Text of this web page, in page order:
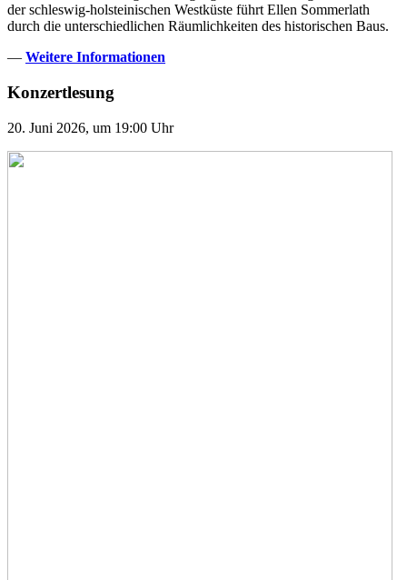
der schleswig-holsteinischen Westküste führt Ellen Sommerlath
durch die unterschiedlichen Räumlichkeiten des historischen Baus.
— Weitere Informationen
Konzertlesung
20. Juni 2026, um 19:00 Uhr